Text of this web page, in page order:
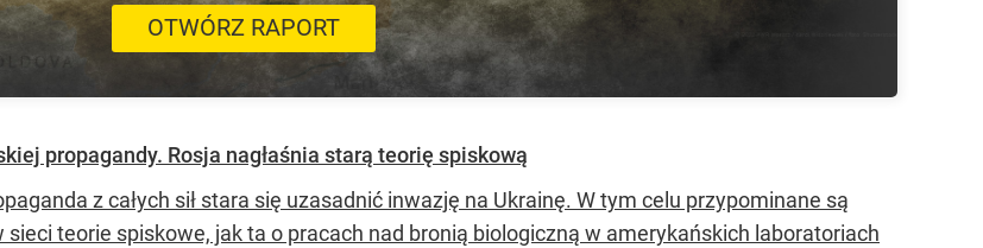
OTWÓRZ RAPORT
propagandy. Rosja nagłaśnia starą teorię spiskową
z całych sił stara się uzasadnić inwazję na Ukrainę. W tym celu przypominane są
sieci teorie spiskowe, jak ta o pracach nad bronią biologiczną w amerykańskich laboratoriach